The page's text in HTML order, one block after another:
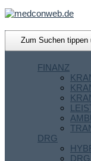
FINANZ
DRG